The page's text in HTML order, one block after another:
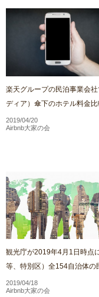
楽天グループの民泊事業会
ディア）傘下のホテル料金比
2019/04/20
Airbnb大家の会
観光庁が2019年4月1日時点
等、特別区）全154自治体の
2019/04/18
Airbnb大家の会